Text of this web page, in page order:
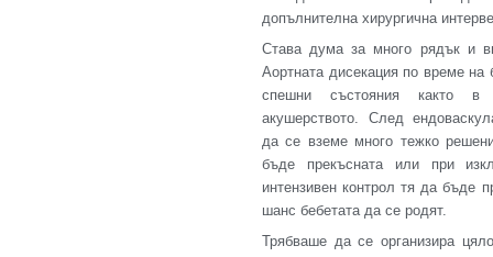
допълнителна хирургична
Става дума за много рядък и
Аортната дисекация по време на
спешни състояния както
акушерството.
След
да се вземе много тежко
бъде прекъсната или при
интензивен контрол тя да бъде
шанс бебетата да се родят.
Трябваше да се организира